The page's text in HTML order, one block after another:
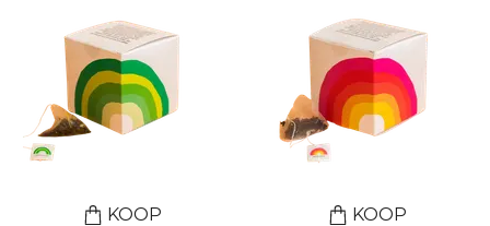
KOOP KOOP